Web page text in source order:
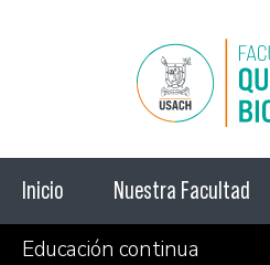
Inicio Nuestra Facultad
Educación continua